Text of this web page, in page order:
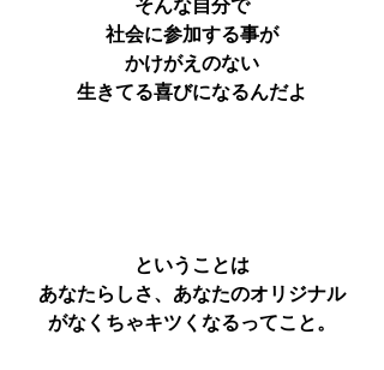
そんな自分で
社会に参加する事が
かけがえのない
生きてる喜びになるんだよ
ということは
あなたらしさ、あなたのオリジナル
がなくちゃキツくなるってこと。